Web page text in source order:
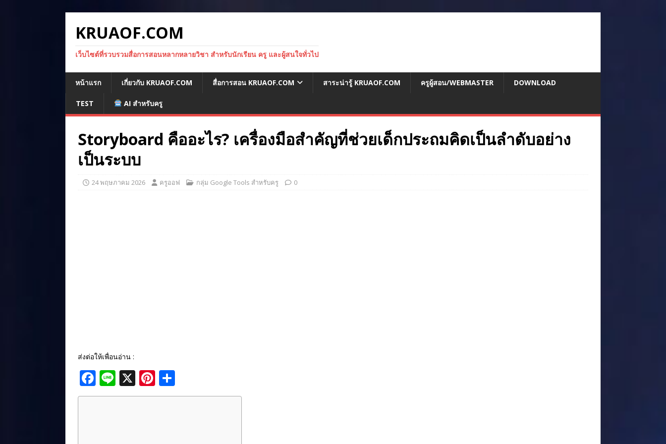
KRUAOF.COM
เว็บไซต์ที่รวบรวมสื่อการสอนหลากหลายวิชา สำหรับนักเรียน ครู และผู้สนใจทั่วไป
หน้าแรก เกี่ยวกับ KRUAOF.COM สื่อการสอน KRUAOF.COM สาระน่ารู้ KRUAOF.COM ครูผู้สอน/WEBMASTER DOWNLOAD
TEST AI สำหรับครู
Storyboard คืออะไร? เครื่องมือสำคัญที่ช่วยเด็กประถมคิดเป็นลำดับอย่าง
เป็นระบบ
24 พฤษภาคม 2026 ครูออฟ กลุ่ม Google Tools สำหรับครู 0
ส่งต่อให้เพื่อนอ่าน :
F
a
Li
n
X Pi
n h